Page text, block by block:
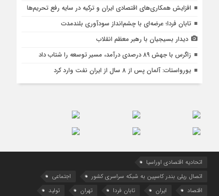
افزایش همکاری‌های اقتصادی ایران و ترکیه در سایه رفع تحریم‌ها
تابان فردا؛ عرضه‌ای با چشم‌انداز سودآوری بلندمدت
دیدار بسیجیان با رهبر معظم انقلاب
زاگرس با جهش ۸۹ درصدی درآمد، مسیر توسعه را شتاب داد
یورواستات: آلمان پس از 8 سال از ایران نفت وارد کرد
اتحادیه اقتصادی اوراسیا
اتصال ریلی بندر کاسپین به شبکه سراسری کشور
اجتماعی
اقتصاد
ایران تابان فردا تهران
تولید